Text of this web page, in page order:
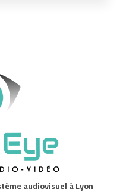
audiovisuel à Lyon